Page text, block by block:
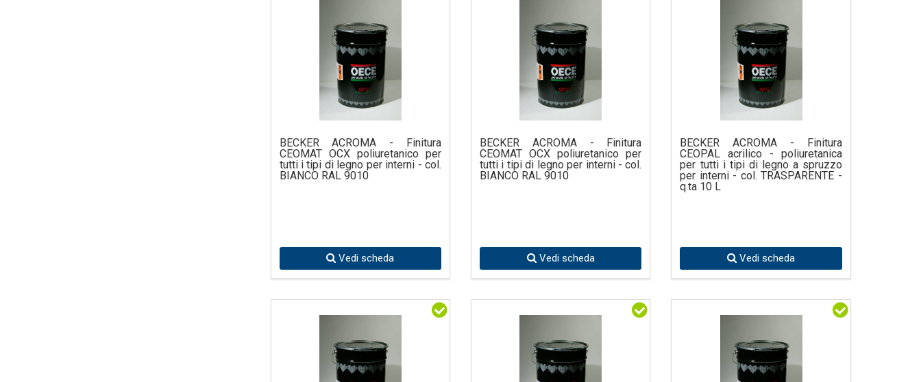
BECKER ACROMA - Finitura
CEOMAT OCX poliuretanico per
tutti i tipi di legno per interni - col.
BIANCO RAL 9010
Vedi scheda
BECKER ACROMA - Finitura
CEOMAT OCX poliuretanico per
tutti i tipi di legno per interni - col.
BIANCO RAL 9010
Vedi scheda
BECKER ACROMA - Finitura
CEOPAL acrilico - poliuretanica
per tutti i tipi di legno a spruzzo
per interni - col. TRASPARENTE -
q.ta 10 L
Vedi scheda